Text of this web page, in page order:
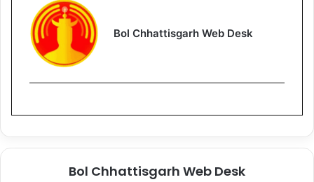
Bol Chhattisgarh Web Desk
Bol Chhattisgarh Web Desk